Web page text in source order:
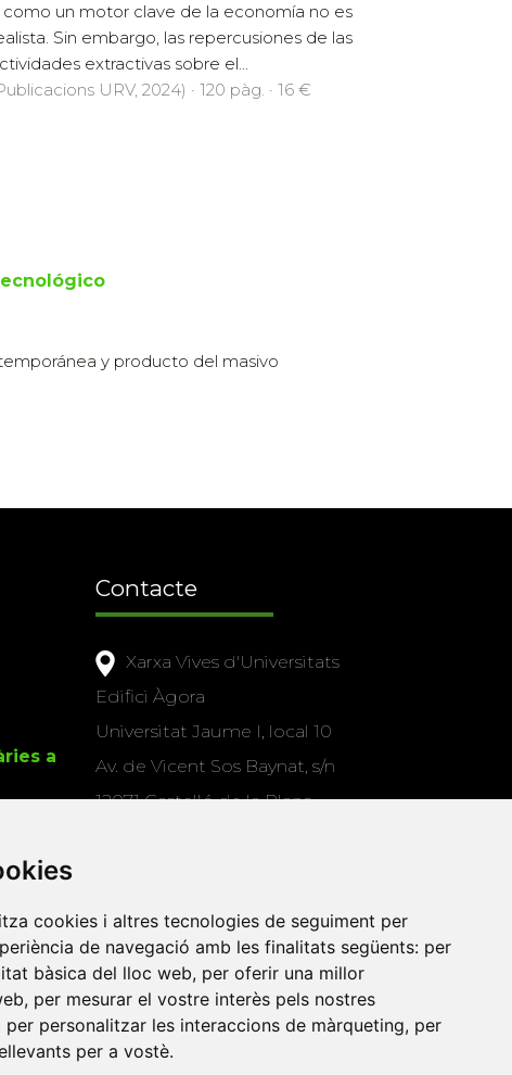
cookies i altres tecnologies de seguiment per
de navegació amb les finalitats següents: per
bàsica del lloc web, per oferir una millor
, per mesurar el vostre interès pels nostres
personalitzar les interaccions de màrqueting, per
per a vostè.
como un motor clave de la economía no es
Sin embargo, las repercusiones de las
extractivas sobre el...
URV, 2024) · 120 pàg. · 16 €
y producto del masivo
a
Contacte
Xarxa Vives d'Universitats
Edifici Àgora
Universitat Jaume I, local 10
Av. de Vicent Sos Baynat, s/n
12071 Castelló de la Plana
Amb el suport
de